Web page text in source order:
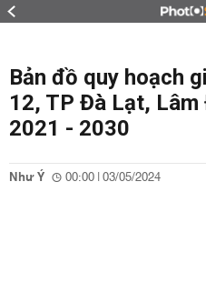
Bản đồ quy hoạch
12, TP Đà Lạt,
2021 - 2030
Như Ý 00:00 | 03/05/2024